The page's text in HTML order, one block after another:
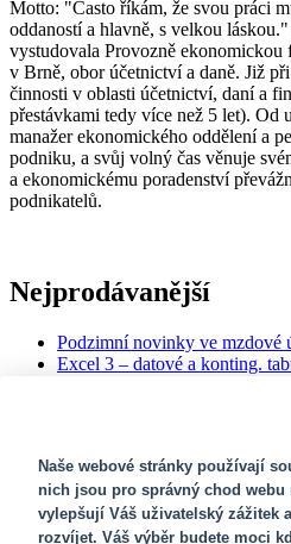
Motto: "Často říkám, že svou práci
oddaností a hlavně, s velkou
vystudovala Provozně
v Brně, obor účetnictví a daně. Již
činnosti v oblasti účetnictví, daní a
přestávkami tedy více než 5 let). Od
manažer ekonomického oddělení a
podniku, a svůj volný čas věnuje
a ekonomickému poradenství
podnikatelů.
Nejprodávanější
Podzimní novinky ve mzdové
Excel 3 – datové a konting.
Newsletter
Naše webové stránky používají
nich jsou pro správný chod webu
vylepšují Váš uživatelský zážitek
rozvíjet. Váš výběr budete moci